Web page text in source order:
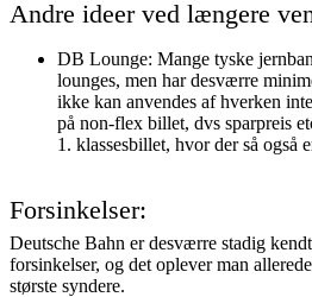
Andre ideer ved længere
DB Lounge: Mange tyske
lounges, men har desværre
ikke kan anvendes af hverken
på non-flex billet, dvs sparpreis
1. klassesbillet, hvor der så også
Forsinkelser:
Deutsche Bahn er desværre stadig
forsinkelser, og det oplever man
største syndere.